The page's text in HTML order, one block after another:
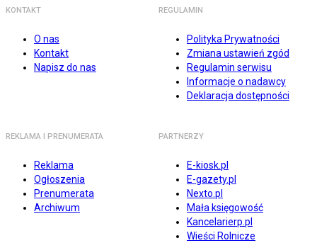
KONTAKT
O nas
Kontakt
Napisz do nas
REGULAMIN
Polityka Prywatności
Zmiana ustawień zgód
Regulamin serwisu
Informacje o nadawcy
Deklaracja dostępności
REKLAMA I PRENUMERATA
Reklama
Ogłoszenia
Prenumerata
Archiwum
PARTNERZY
E-kiosk.pl
E-gazety.pl
Nexto.pl
Mała księgowość
Kancelarierp.pl
Wieści Rolnicze